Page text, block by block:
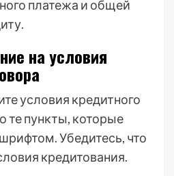
платежа и общей
на условия
условия кредитного
те пункты, которые
Убедитесь, что
кредитования.